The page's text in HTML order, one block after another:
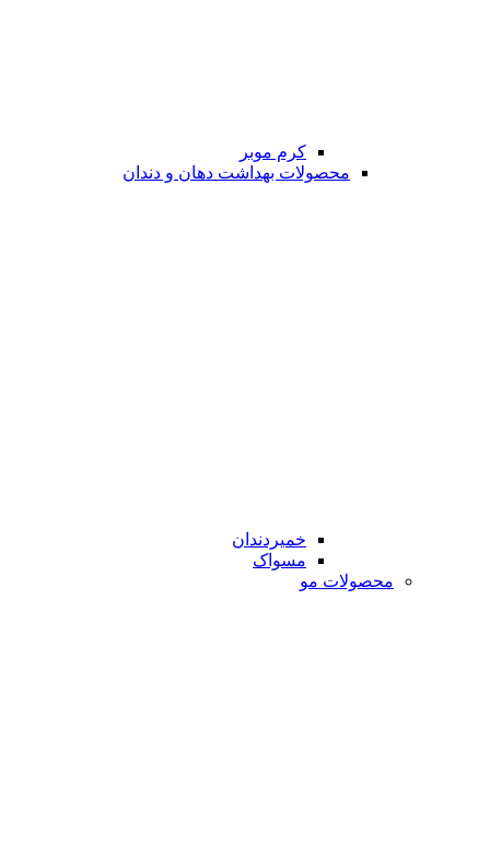
کرم موبر
محصولات بهداشت دهان و دندان
خمیردندان
مسواک
محصولات مو